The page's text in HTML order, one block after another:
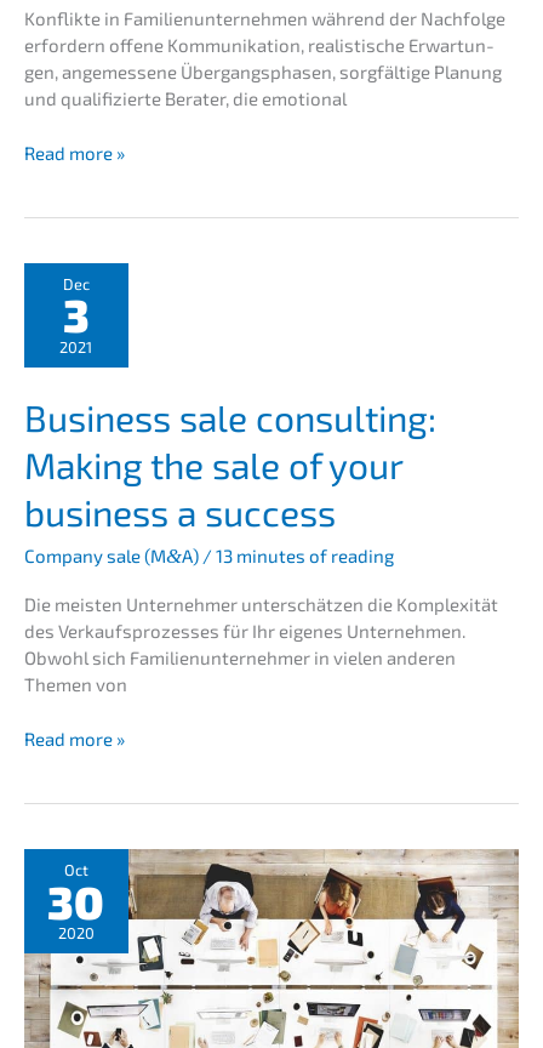
Konflik­te in Famili­en­un­ter­neh­men während der Nachfol­ge
erfor­dern offene Kommu­ni­ka­ti­on, realis­ti­sche Erwar­tun­
gen, angemes­se­ne Übergangs­pha­sen, sorgfäl­ti­ge Planung
und quali­fi­zier­te Berater, die emotional
Family
Contro­
and
ches
Read more »
Dec
3
2021
Business sale consul­ting:
Making the sale of your
business a success
Compa­ny sale (M&A) / 13 minutes of reading
Die meisten Unter­neh­mer unter­schät­zen die Komple­xi­tät
des Verkaufs­pro­zes­ses für Ihr eigenes Unter­neh­men.
Obwohl sich Famili­en­un­ter­neh­mer in vielen anderen
Themen von
Business
Making
sale
your
business
a
success
Read more »
Oct
30
2020